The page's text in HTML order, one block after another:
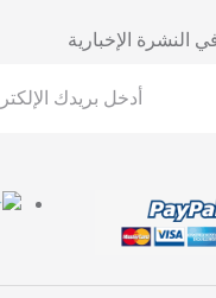
النشرة الإخبارية